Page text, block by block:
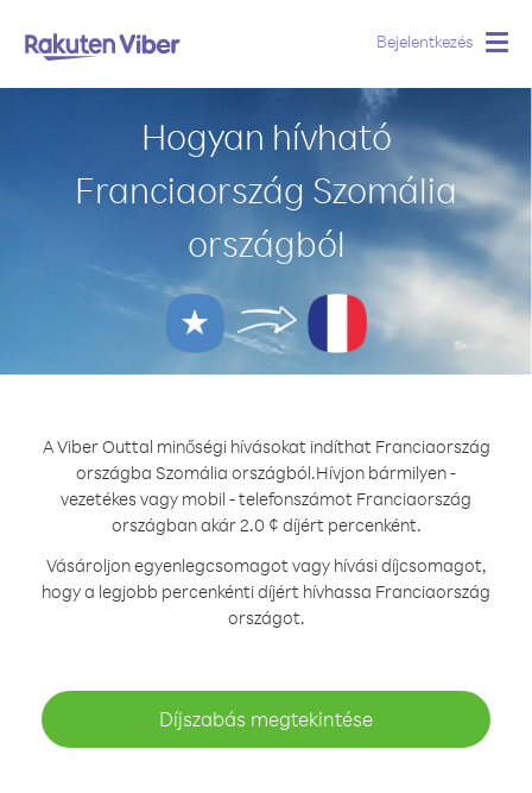
Bejelentkezés
Hogyan hívható
Franciaország Szomália
országból
A Viber Outtal minőségi hívásokat indíthat Franciaország
országba Szomália országból.Hívjon bármilyen -
vezetékes vagy mobil - telefonszámot Franciaország
országban akár 2.0 ¢ díjért percenként.
Vásároljon egyenlegcsomagot vagy hívási díjcsomagot,
hogy a legjobb percenkénti díjért hívhassa Franciaország
országot.
Díjszabás megtekintése